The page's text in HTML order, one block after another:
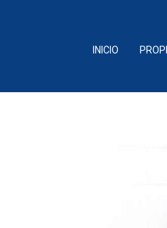
INICIO